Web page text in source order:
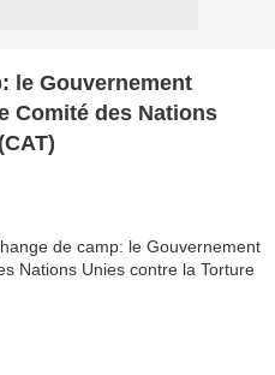
le Gouvernement
Comité des Nations